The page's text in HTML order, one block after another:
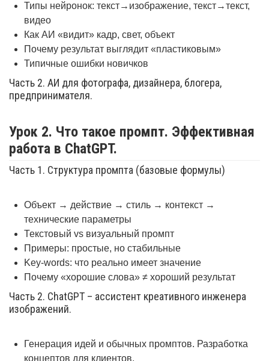
Типы нейронок: текст→изображение, текст→текст,
видео
Как АИ «видит» кадр, свет, объект
Почему результат выглядит «пластиковым»
Типичные ошибки новичков
Часть 2. АИ для фотографа, дизайнера, блогера,
предпринимателя.
Урок 2. Что такое промпт. Эффективная
работа в ChatGPT.
Часть 1. Структура промпта (базовые формулы)
Объект → действие → стиль → контекст →
технические параметры
Текстовый vs визуальный промпт
Примеры: простые, но стабильные
Key-words: что реально имеет значение
Почему «хорошие слова» ≠ хороший результат
Часть 2. ChatGPT – ассистент креативного инженера
изображений.
Генерация идей и обычных промптов. Разработка
концептов для клиентов.